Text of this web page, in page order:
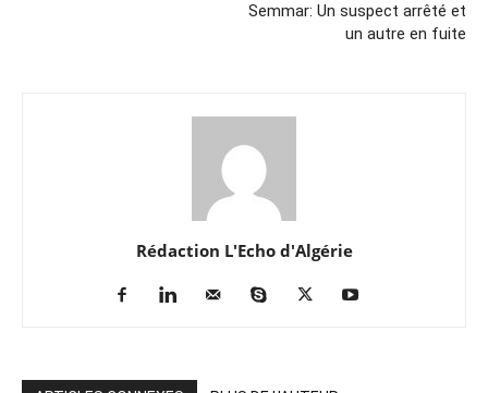
Semmar: Un suspect arrêté et
un autre en fuite
Rédaction L'Echo d'Algérie